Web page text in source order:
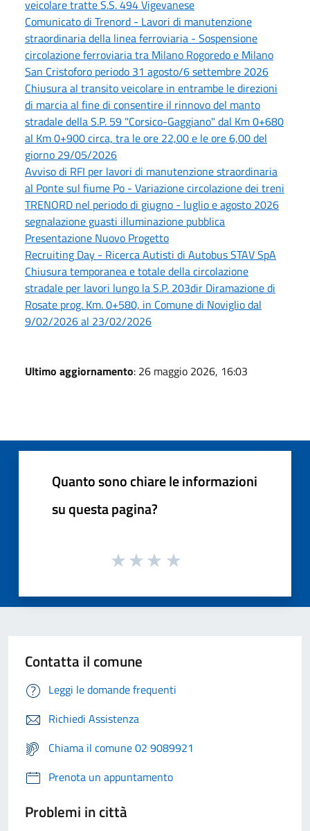
veicolare tratte S.S. 494 Vigevanese
Comunicato di Trenord - Lavori di manutenzione
straordinaria della linea ferroviaria - Sospensione
circolazione ferroviaria tra Milano Rogoredo e Milano
San Cristoforo periodo 31 agosto/6 settembre 2026
Chiusura al transito veicolare in entrambe le direzioni
di marcia al fine di consentire il rinnovo del manto
stradale della S.P. 59 "Corsico-Gaggiano" dal Km 0+680
al Km 0+900 circa, tra le ore 22,00 e le ore 6,00 del
giorno 29/05/2026
Avviso di RFI per lavori di manutenzione straordinaria
al Ponte sul fiume Po - Variazione circolazione dei treni
TRENORD nel periodo di giugno - luglio e agosto 2026
segnalazione guasti illuminazione pubblica
Presentazione Nuovo Progetto
Recruiting Day - Ricerca Autisti di Autobus STAV SpA
Chiusura temporanea e totale della circolazione
stradale per lavori lungo la S.P. 203dir Diramazione di
Rosate prog. Km. 0+580, in Comune di Noviglio dal
9/02/2026 al 23/02/2026
Ultimo aggiornamento: 26 maggio 2026, 16:03
Quanto sono chiare le informazioni
su questa pagina?
Contatta il comune
Leggi le domande frequenti
Richiedi Assistenza
Chiama il comune 02 9089921
Prenota un appuntamento
Problemi in città